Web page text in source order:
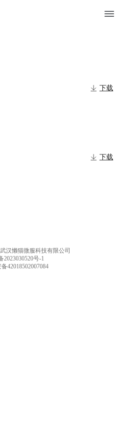
下载
下载
汉懒猫微服科技有限公司
2023030520号-1
42018502007084